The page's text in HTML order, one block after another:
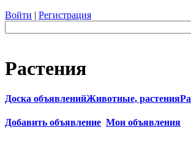
Войти | Регистрация
Растения
Доска объявленийЖивотные, растения
Добавить объявление Мои объявления